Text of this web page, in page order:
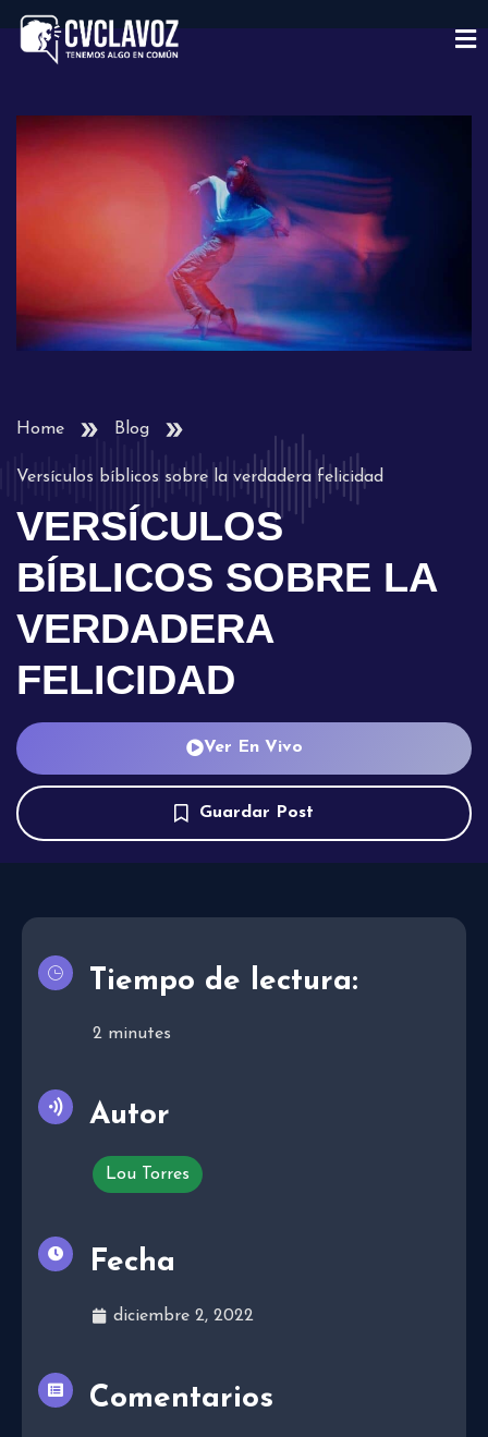
Home Blog
Versículos bíblicos sobre la verdadera felicidad
VERSÍCULOS
BÍBLICOS SOBRE LA
VERDADERA
FELICIDAD
Ver En Vivo
Guardar Post
Tiempo de lectura:
2 minutes
Autor
Lou Torres
Fecha
diciembre 2, 2022
Comentarios